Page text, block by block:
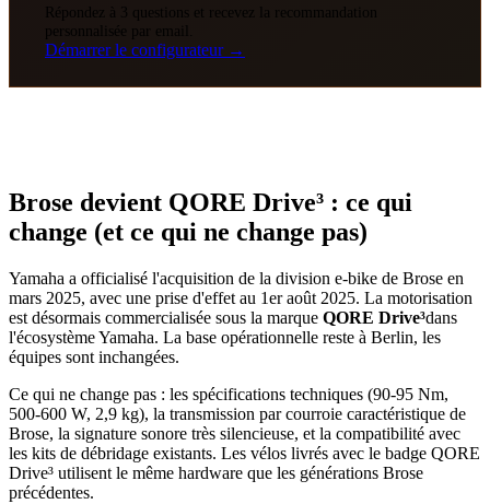
Répondez à 3 questions et recevez la recommandation
personnalisée par email.
Démarrer le configurateur →
Brose devient QORE Drive³ : ce qui
change (et ce qui ne change pas)
Yamaha a officialisé l'acquisition de la division e-bike de Brose en
mars 2025, avec une prise d'effet au 1er août 2025. La motorisation
est désormais commercialisée sous la marque QORE Drive³dans
l'écosystème Yamaha. La base opérationnelle reste à Berlin, les
équipes sont inchangées.
Ce qui ne change pas : les spécifications techniques (90-95 Nm,
500-600 W, 2,9 kg), la transmission par courroie caractéristique de
Brose, la signature sonore très silencieuse, et la compatibilité avec
les kits de débridage existants. Les vélos livrés avec le badge QORE
Drive³ utilisent le même hardware que les générations Brose
précédentes.